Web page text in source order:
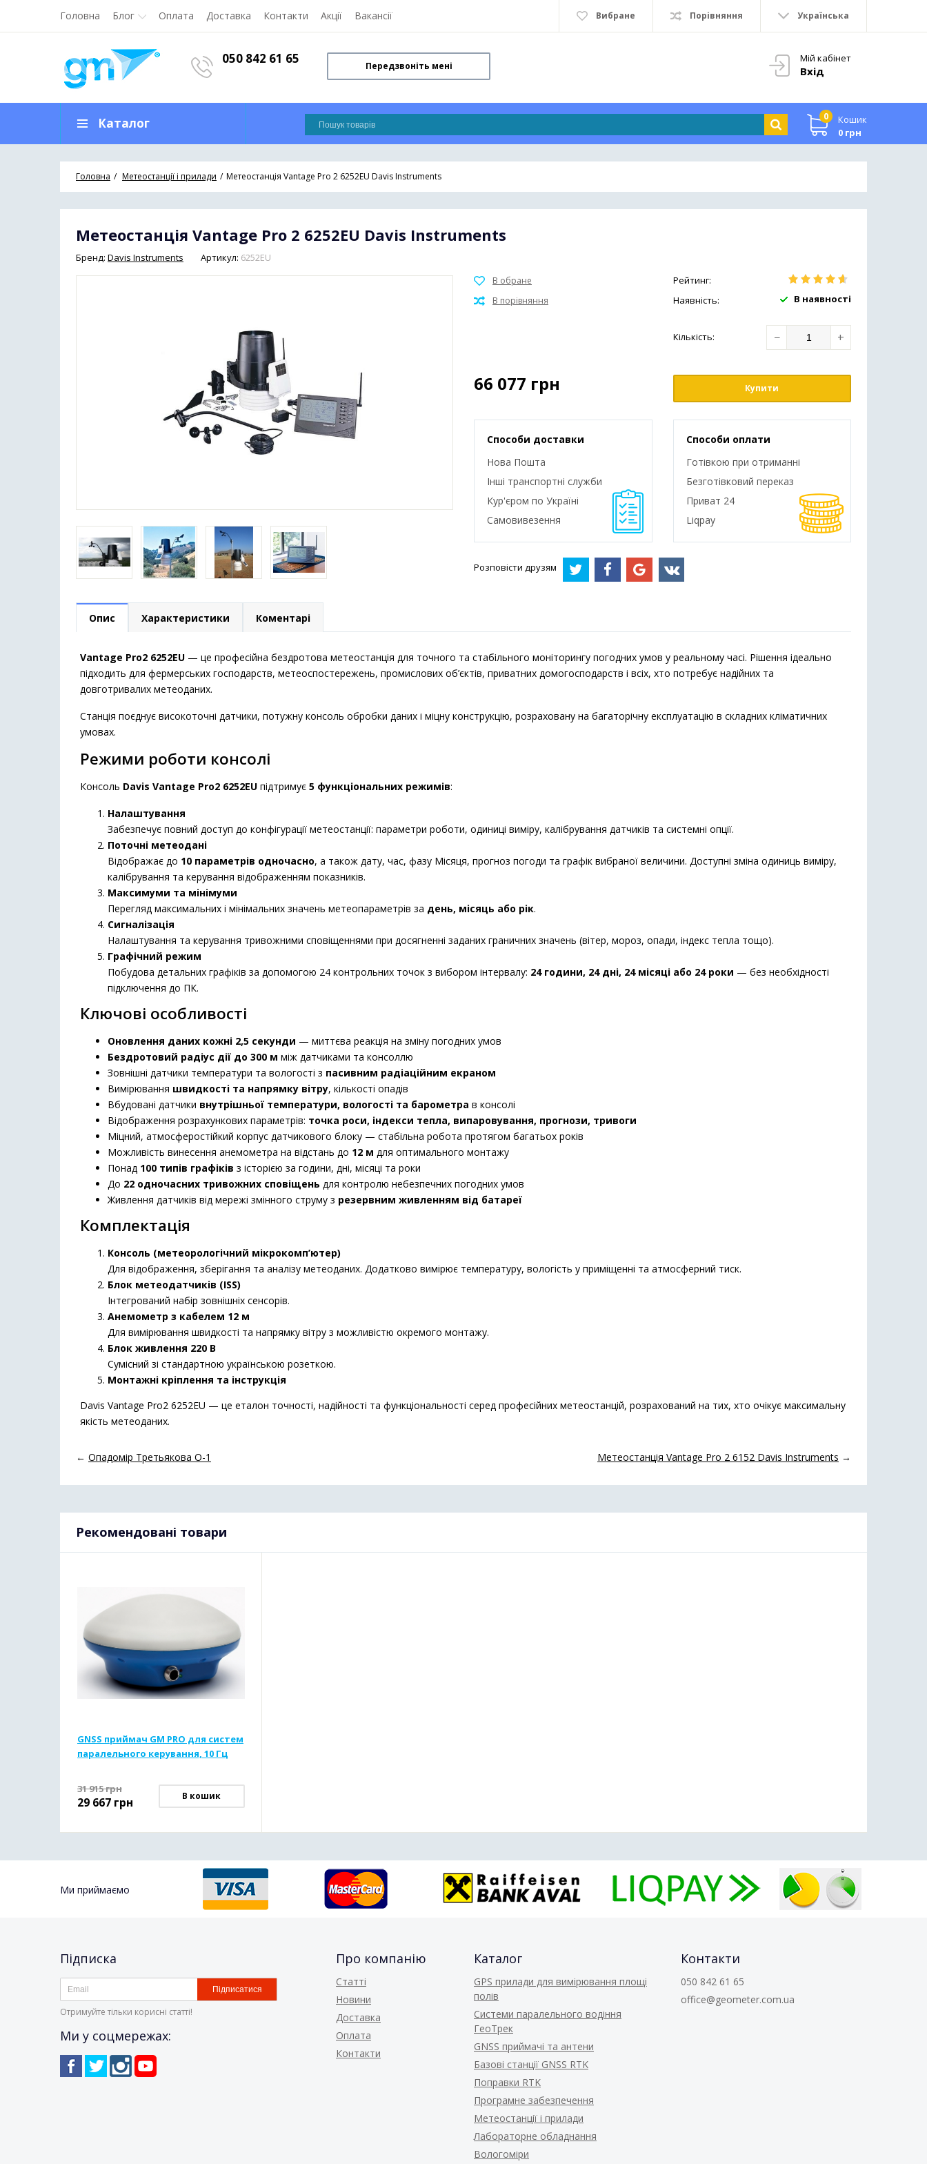
Головна Блог Оплата Доставка Контакти Акції Вакансії Вибране Порівняння Українська
Мій кабінет
Вхід
050 842 61 65 Передзвоніть мені
0
Кошик
0 грн
Каталог
Головна Метеостанції і прилади Метеостанція Vantage Pro 2 6252EU Davis Instruments
Метеостанція Vantage Pro 2 6252EU Davis Instruments
Бренд: Davis Instruments Артикул: 6252EU
Рейтинг:
Наявність:
В наявності
Кількість: − +
66 077 грн Купити
Способи доставки
Нова Пошта
Інші транспортні служби
Кур'єром по Україні
Самовивезення
Способи оплати
Готівкою при отриманні
Безготівковий переказ
Приват 24
Liqpay
Розповісти друзям
Опис Характеристики Коментарі
Vantage Pro2 6252EU — це професійна бездротова метеостанція для точного та стабільного моніторингу погодних умов у реальному часі. Рішення ідеально
підходить для фермерських господарств, метеоспостережень, промислових об’єктів, приватних домогосподарств і всіх, хто потребує надійних та
довготривалих метеоданих.
Станція поєднує високоточні датчики, потужну консоль обробки даних і міцну конструкцію, розраховану на багаторічну експлуатацію в складних кліматичних
умовах.
Режими роботи консолі
Консоль Davis Vantage Pro2 6252EU підтримує 5 функціональних режимів:
Налаштування
Забезпечує повний доступ до конфігурації метеостанції: параметри роботи, одиниці виміру, калібрування датчиків та системні опції.
Поточні метеодані
Відображає до 10 параметрів одночасно, а також дату, час, фазу Місяця, прогноз погоди та графік вибраної величини. Доступні зміна одиниць виміру,
калібрування та керування відображенням показників.
Максимуми та мінімуми
Перегляд максимальних і мінімальних значень метеопараметрів за день, місяць або рік.
Сигналізація
Налаштування та керування тривожними сповіщеннями при досягненні заданих граничних значень (вітер, мороз, опади, індекс тепла тощо).
Графічний режим
Побудова детальних графіків за допомогою 24 контрольних точок з вибором інтервалу: 24 години, 24 дні, 24 місяці або 24 роки — без необхідності
підключення до ПК.
Ключові особливості
Оновлення даних кожні 2,5 секунди — миттєва реакція на зміну погодних умов
Бездротовий радіус дії до 300 м між датчиками та консоллю
Зовнішні датчики температури та вологості з пасивним радіаційним екраном
Вимірювання швидкості та напрямку вітру, кількості опадів
Вбудовані датчики внутрішньої температури, вологості та барометра в консолі
Відображення розрахункових параметрів: точка роси, індекси тепла, випаровування, прогнози, тривоги
Міцний, атмосферостійкий корпус датчикового блоку — стабільна робота протягом багатьох років
Можливість винесення анемометра на відстань до 12 м для оптимального монтажу
Понад 100 типів графіків з історією за години, дні, місяці та роки
До 22 одночасних тривожних сповіщень для контролю небезпечних погодних умов
Живлення датчиків від мережі змінного струму з резервним живленням від батареї
Комплектація
Консоль (метеорологічний мікрокомп’ютер)
Для відображення, зберігання та аналізу метеоданих. Додатково вимірює температуру, вологість у приміщенні та атмосферний тиск.
Блок метеодатчиків (ISS)
Інтегрований набір зовнішніх сенсорів.
Анемометр з кабелем 12 м
Для вимірювання швидкості та напрямку вітру з можливістю окремого монтажу.
Блок живлення 220 В
Сумісний зі стандартною українською розеткою.
Монтажні кріплення та інструкція
Davis Vantage Pro2 6252EU — це еталон точності, надійності та функціональності серед професійних метеостанцій, розрахований на тих, хто очікує максимальну
якість метеоданих.
← Опадомір Третьякова О-1 Метеостанція Vantage Pro 2 6152 Davis Instruments →
Рекомендовані товари
GNSS приймач GM PRO для систем
паралельного керування, 10 Гц
31 915грн
29 667 грн В кошик
Ми приймаємо
Підписка
Підписатися
Отримуйте тільки корисні статті!
Ми у соцмережах:
Про компанію
Статті
Новини
Доставка
Оплата
Контакти
Каталог
GPS прилади для вимірювання площі
полів
Системи паралельного водіння
ГеоТрек
GNSS приймачі та антени
Базові станції GNSS RTK
Поправки RTK
Програмне забезпечення
Метеостанції і прилади
Лабораторне обладнання
Вологоміри
Контакти
050 842 61 65
office@geometer.com.ua